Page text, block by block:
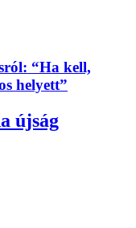
“Ha kell,
helyett”
újság